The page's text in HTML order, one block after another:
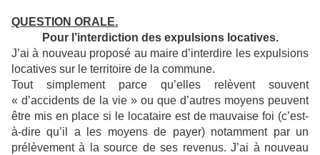
QUESTION ORALE.
Pour l’interdiction des expulsions locatives.
J’ai à nouveau proposé au maire d’interdire les expulsions
locatives sur le territoire de la commune.
Tout simplement parce qu’elles relèvent souvent
« d’accidents de la vie » ou que d’autres moyens peuvent
être mis en place si le locataire est de mauvaise foi (c’est-
à-dire qu’il a les moyens de payer) notamment par un
prélèvement à la source de ses revenus. J’ai à nouveau